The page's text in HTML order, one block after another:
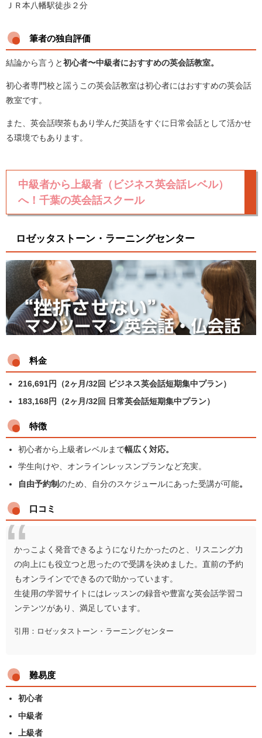
ＪＲ本八幡駅徒歩２分
筆者の独自評価
結論から言うと 初心者〜中級者におすすめの英会話教室。
初心者専門校と謡うこの英会話教室は初心者にはおすすめの英会話
教室です。
また、英会話喫茶もあり学んだ英語をすぐに日常会話として活かせ
る環境でもあります。
中級者から上級者（ビジネス英会話レベル）
へ！千葉の英会話スクール
ロゼッタストーン・ラーニングセンター
料金
216,691円（2ヶ月/32回 ビジネス英会話短期集中プラン）
183,168円（2ヶ月/32回 日常英会話短期集中プラン）
特徴
初心者から上級者レベルまで幅広く対応。
学生向けや、オンラインレッスンプランなど充実。
自由予約制 のため、自分のスケジュールにあった受講が可能
口コミ
かっこよく発音できるようになりたかったのと、リスニング力
の向上にも役立つと思ったので受講を決めました。直前の予約
もオンラインでできるので助かっています。
生徒用の学習サイトにはレッスンの録音や豊富な英会話学習コ
ンテンツがあり、満足しています。
引用：ロゼッタストーン・ラーニングセンター
難易度
初心者
中級者
上級者